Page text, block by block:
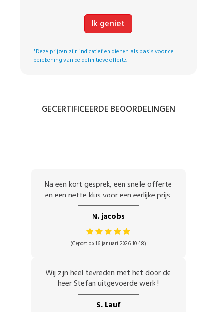
Ik geniet
*Deze prijzen zijn indicatief en dienen als basis voor de
berekening van de definitieve offerte.
GECERTIFICEERDE BEOORDELINGEN
Na een kort gesprek, een snelle offerte
en een nette klus voor een eerlijke prijs.
N. jacobs
(Gepost op 16 januari 2026 10:48)
Wij zijn heel tevreden met het door de
heer Stefan uitgevoerde werk !
S. Lauf